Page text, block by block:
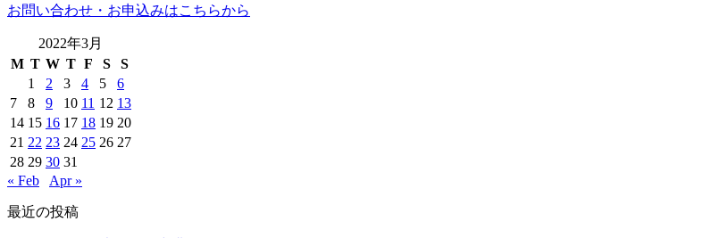
お問い合わせ・お申込みはこちらから
2022年3月
M T W T F S
S
1
2 3 4 5
6
7
8 9 10 11 12 13
14 15 16 17 18 19 20
21 22 23 24 25 26 27
28 29 30 31
« Feb
Apr »
最近の投稿